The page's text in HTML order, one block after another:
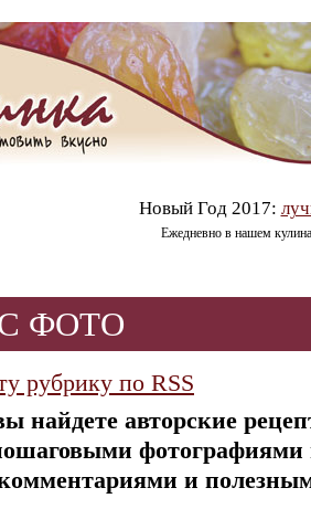
Новый Год 2017:
Ежедневно в нашем
ФОТО
рубрику по RSS
найдете авторские
фотографиями
и